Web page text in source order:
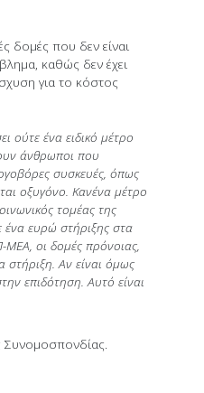
δομές που δεν είναι
καθώς δεν έχει
για το κόστος
ούτε ένα ειδικό μέτρο
άνθρωποι που
συσκευές, όπως
οξυγόνο. Κανένα μέτρο
τομέας της
ένα ευρώ στήριξης στα
ΜΕΑ, οι δομές πρόνοιας,
στήριξη. Αν είναι όμως
επιδότηση. Αυτό είναι
Συνομοσπονδίας.